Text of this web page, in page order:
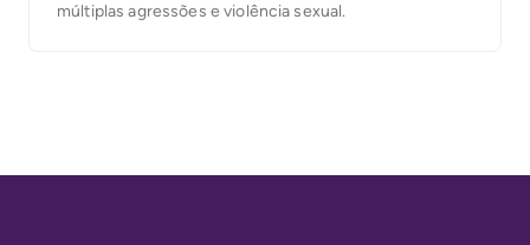
múltiplas agressões e violência sexual.